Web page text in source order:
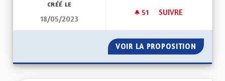
CRÉÉ LE
18/05/2023
51 51 ABONNÉS
SUIVRE
VOIR LA PROPOSITION TAXER